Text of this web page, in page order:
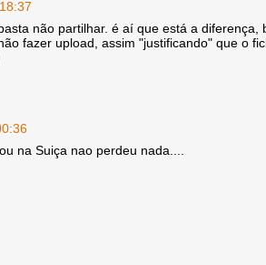
não partilhar. é aí que está a diferença,
fazer upload, assim "justificando" que o
na Suiça nao perdeu nada....